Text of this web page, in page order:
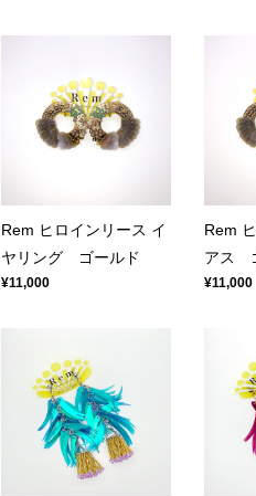
Rem ヒロインリース イ
ヤリング ゴールド
¥11,000
Rem
アス
¥11,000